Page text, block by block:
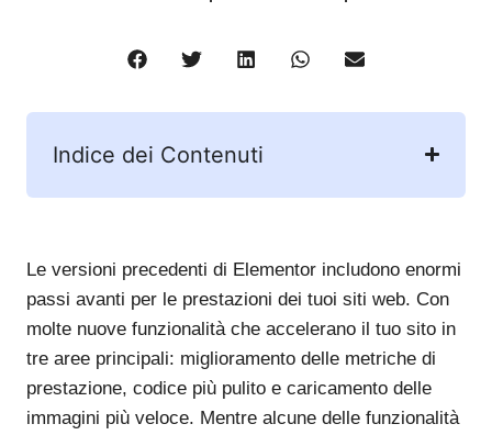
Indice dei Contenuti
Le versioni precedenti di Elementor includono enormi
passi avanti per le prestazioni dei tuoi siti web. Con
molte nuove funzionalità che accelerano il tuo sito in
tre aree principali: miglioramento delle metriche di
prestazione, codice più pulito e caricamento delle
immagini più veloce. Mentre alcune delle funzionalità